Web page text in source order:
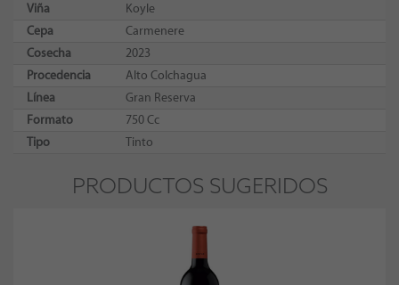
Viña
Koyle
Cepa
Carmenere
Cosecha
2023
Procedencia
Alto Colchagua
Línea
Gran Reserva
Formato
750 Cc
Tipo
Tinto
PRODUCTOS SUGERIDOS